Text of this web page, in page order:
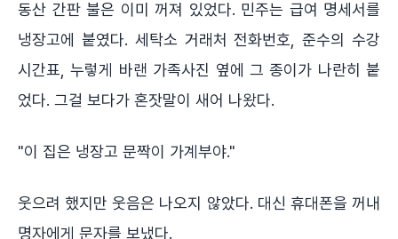
동산 간판 불은 이미 꺼져 있었다. 민주는 급여 명세서를
냉장고에 붙였다. 세탁소 거래처 전화번호, 준수의 수강
시간표, 누렇게 바랜 가족사진 옆에 그 종이가 나란히 붙
었다. 그걸 보다가 혼잣말이 새어 나왔다.
"이 집은 냉장고 문짝이 가계부야."
웃으려 했지만 웃음은 나오지 않았다. 대신 휴대폰을 꺼내
명자에게 문자를 보냈다.